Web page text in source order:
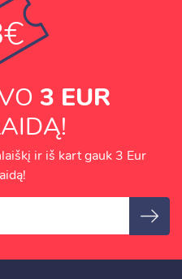
€
3 EUR
ir iš kart gauk 3 Eur